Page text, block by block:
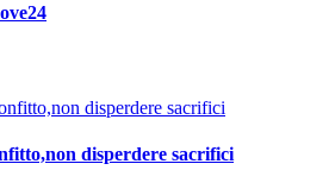
disperdere sacrifici